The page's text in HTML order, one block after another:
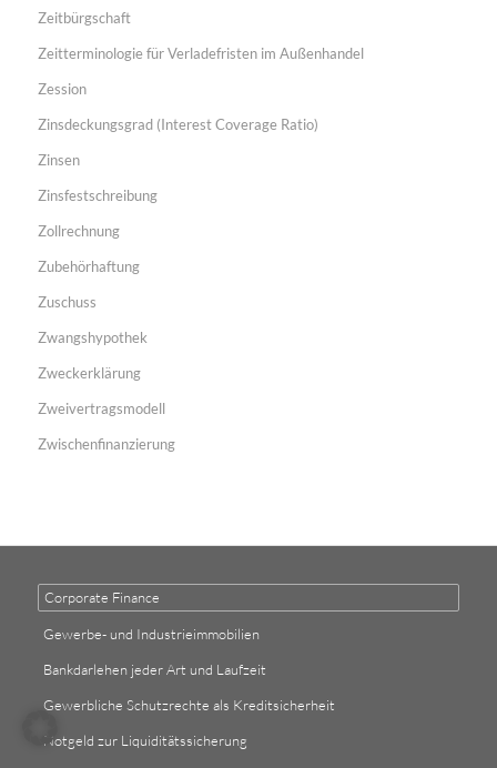
Zeitbürgschaft
Zeitterminologie für Verladefristen im Außenhandel
Zession
Zinsdeckungsgrad (Interest Coverage Ratio)
Zinsen
Zinsfestschreibung
Zollrechnung
Zubehörhaftung
Zuschuss
Zwangshypothek
Zweckerklärung
Zweivertragsmodell
Zwischenfinanzierung
Corporate Finance
Gewerbe- und Industrieimmobilien
Bankdarlehen jeder Art und Laufzeit
Gewerbliche Schutzrechte als Kreditsicherheit
Notgeld zur Liquiditätssicherung